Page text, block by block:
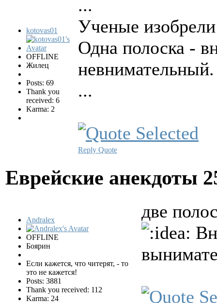
kotovas01
OFFLINE
Жилец
Posts: 69
Thank you
received: 6
Karma: 2
...
Ученые
Одна полоска -
невнимательный.
...
Reply Quote
Еврейские анекдоты
Andralex
OFFLINE
Боярин
Если кажется, что читерят, - то
это не кажется!
Posts: 3881
Thank you received: 112
Karma: 24
две